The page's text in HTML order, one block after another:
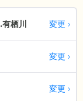
有栖川 変更
変更
変更